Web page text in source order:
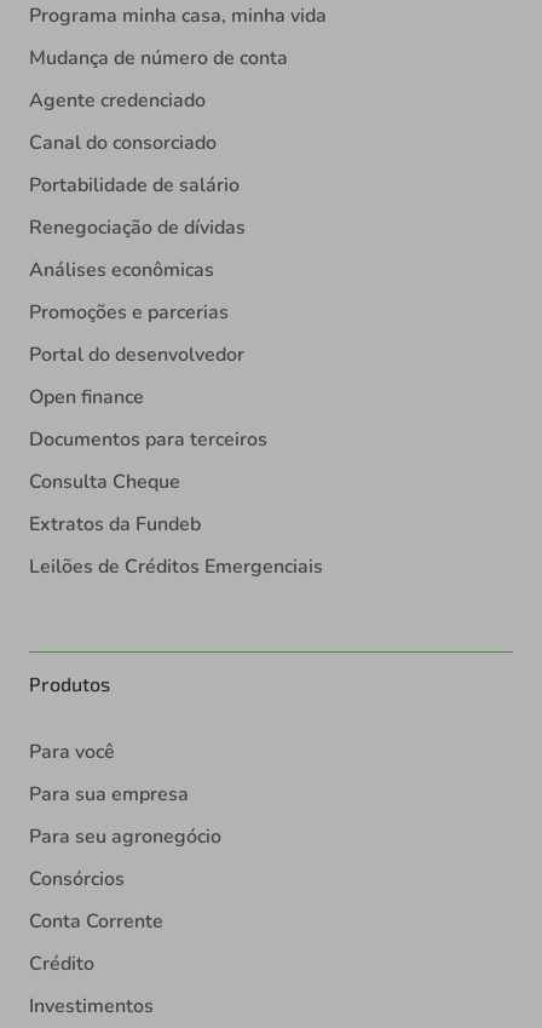
Programa minha casa, minha vida
Mudança de número de conta
Agente credenciado
Canal do consorciado
Portabilidade de salário
Renegociação de dívidas
Análises econômicas
Promoções e parcerias
Portal do desenvolvedor
Open finance
Documentos para terceiros
Consulta Cheque
Extratos da Fundeb
Leilões de Créditos Emergenciais
Produtos
Para você
Para sua empresa
Para seu agronegócio
Consórcios
Conta Corrente
Crédito
Investimentos